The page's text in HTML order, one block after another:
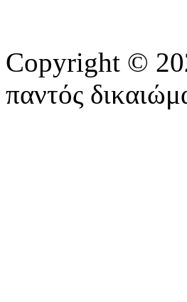
Copyright ©
παντός